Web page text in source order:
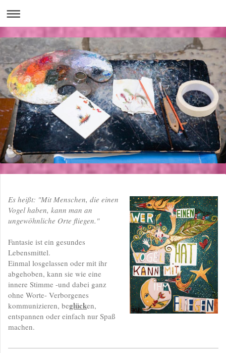
Es heißt: "Mit Menschen, die einen
Vogel haben, kann man an
ungewöhnliche Orte fliegen."
Fantasie ist ein gesundes
Lebensmittel.
Einmal losgelassen oder mit ihr
abgehoben, kann sie wie eine
innere Stimme -und dabei ganz
ohne Worte- Verborgenes
kommunizieren, beglücken,
entspannen oder einfach nur Spaß
machen.